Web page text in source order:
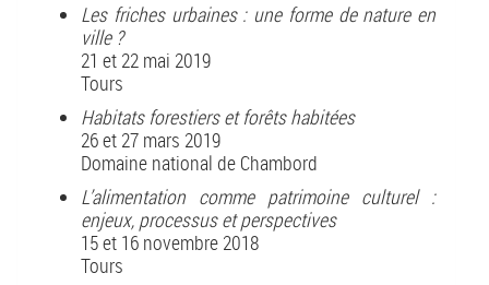
Les friches urbaines : une forme de nature en
ville ?
21 et 22 mai 2019
Tours
Habitats forestiers et forêts habitées
26 et 27 mars 2019
Domaine national de Chambord
L’alimentation comme patrimoine culturel :
enjeux, processus et perspectives
15 et 16 novembre 2018
Tours